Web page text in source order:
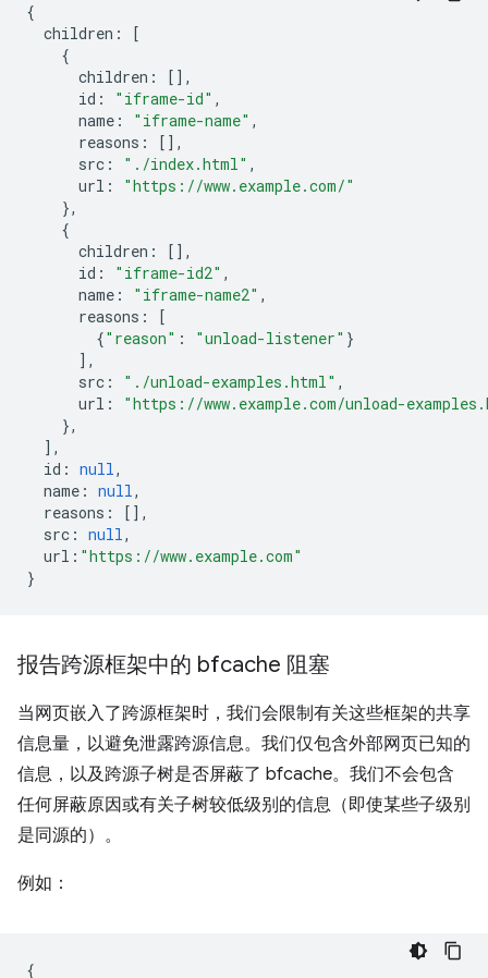
{
children :
[
{
children :
[],
id : "iframe-id" ,
name : "iframe-name" ,
reasons :
[],
src : "./index.html" ,
url :
"https://www.example.com/"
},
{
children :
[],
id : "iframe-id2" ,
name : "iframe-name2" ,
reasons :
[
{"reason" : "unload-listener" }
],
src : "./unload-examples.html" ,
url :
"https://www.example.com/unload-
},
],
id : null,
name : null,
reasons :
[],
src : null,
url : "https://www.example.com"
}
报告跨源框架中的 bfcache 阻塞
当网页嵌入了跨源框架时，我们会限制有关这些框架的共享
信息量，以避免泄露跨源信息。我们仅包含外部网页已知的
信息，以及跨源子树是否屏蔽了 bfcache。我们不会包含
任何屏蔽原因或有关子树较低级别的信息（即使某些子级别
是同源的）。
例如：
{